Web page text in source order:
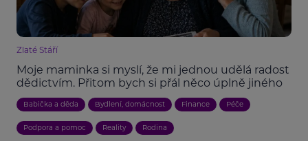
Zlaté Stáří
Moje maminka si myslí, že mi jednou udělá radost
dědictvím. Přitom bych si přál něco úplně jiného
Babička a děda Bydlení, domácnost Finance Péče
Podpora a pomoc Reality Rodina